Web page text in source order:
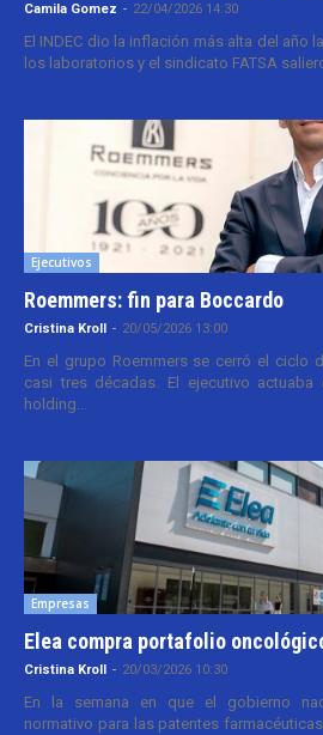
Camila Gomez - 22/04/2026 14:30
El INDEC dio la inflación más alta del año
los laboratorios y el sindicato FATSA
Ejecutivos
Roemmers: fin para Boccardo
Cristina Kroll - 20/05/2026 13:00
En el grupo Roemmers se cerró el ciclo
casi tres décadas. El ejecutivo actuaba
holding...
Empresas
Elea compra portafolio
Cristina Kroll - 20/03/2026 10:30
En la semana en que el gobierno
normativo para las patentes